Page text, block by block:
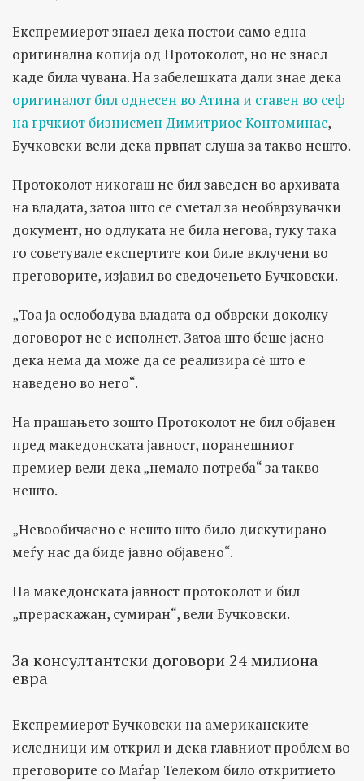
Експремиерот знаел дека постои само една
оригинална копија од Протоколот, но не знаел
каде била чувана. На забелешката дали знае дека
оригиналот бил однесен во Атина и ставен во сеф
на грчкиот бизнисмен Димитриос Контоминас,
Бучковски вели дека првпат слуша за такво нешто.
Протоколот никогаш не бил заведен во архивата
на владата, затоа што се сметал за необврзувачки
документ, но одлуката не била негова, туку така
го советувале експертите кои биле вклучени во
преговорите, изјавил во сведочењето Бучковски.
„Тоа ја ослободува владата од обврски доколку
договорот не е исполнет. Затоа што беше јасно
дека нема да може да се реализира сѐ што е
наведено во него“.
На прашањето зошто Протоколот не бил објавен
пред македонската јавност, поранешниот
премиер вели дека „немало потреба“ за такво
нешто.
„Невообичаено е нешто што било дискутирано
меѓу нас да биде јавно објавено“.
На македонската јавност протоколот и бил
„прераскажан, сумиран“, вели Бучковски.
За консултантски договори 24 милиона
евра
Експремиерот Бучковски на американските
иследници им открил и дека главниот проблем во
преговорите со Маѓар Телеком било откритието